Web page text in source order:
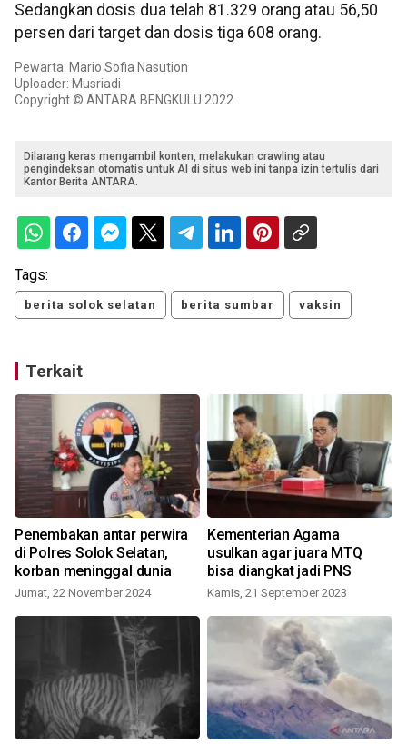
Sedangkan dosis dua telah 81.329 orang atau 56,50
persen dari target dan dosis tiga 608 orang.
Pewarta: Mario Sofia Nasution
Uploader: Musriadi
Copyright © ANTARA BENGKULU 2022
Dilarang keras mengambil konten, melakukan crawling atau
pengindeksan otomatis untuk AI di situs web ini tanpa izin tertulis dari
Kantor Berita ANTARA.
Tags:
berita solok selatan berita sumbar vaksin
Terkait
Penembakan antar perwira
di Polres Solok Selatan,
korban meninggal dunia
Jumat, 22 November 2024
Kementerian Agama
usulkan agar juara MTQ
bisa diangkat jadi PNS
Kamis, 21 September 2023